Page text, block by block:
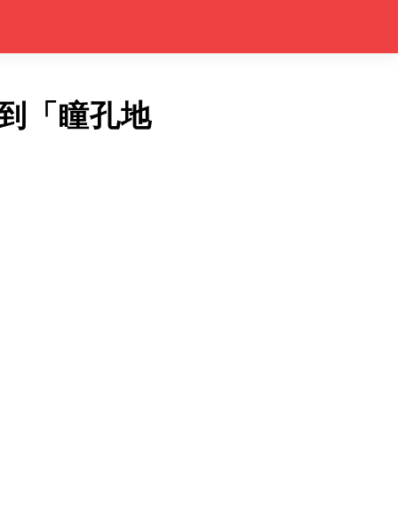
「瞳孔地